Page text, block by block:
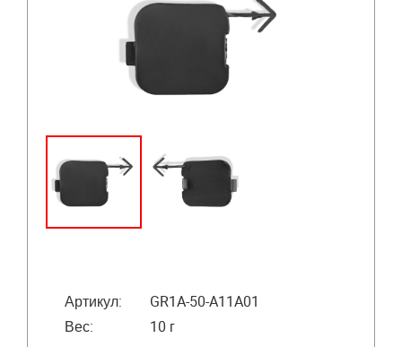
Артикул:
GR1A-50-A11A01
Вес:
10 г